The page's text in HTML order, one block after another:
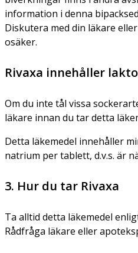
information i denna
Diskutera med din läkare
osäker.
Rivaxa innehåller
Om du inte tål vissa
läkare innan du tar detta
Detta läkemedel innehåller
natrium per tablett, d.v.s. är
3. Hur du tar Rivaxa
Ta alltid detta läkemedel
Rådfråga läkare eller